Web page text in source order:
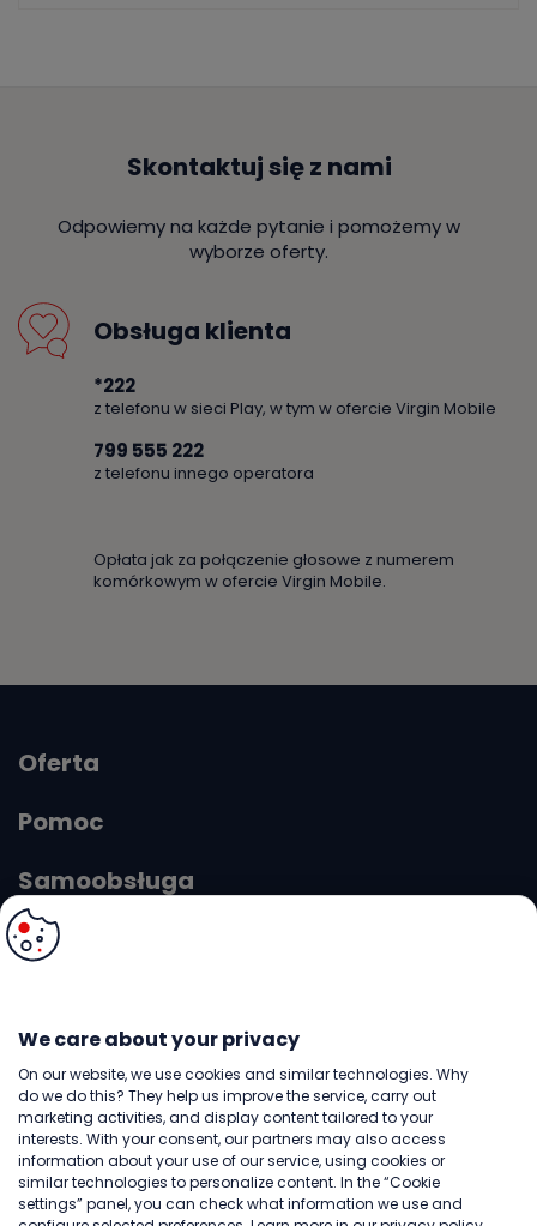
Skontaktuj się z nami
Odpowiemy na każde pytanie i pomożemy w
wyborze oferty.
Obsługa klienta
*222
z telefonu w sieci Play, w tym w ofercie Virgin Mobile
799 555 222
z telefonu innego operatora
Opłata jak za połączenie głosowe z numerem
komórkowym w ofercie Virgin Mobile.
Oferta
Pomoc
Samoobsługa
O Virgin
Rozmiar A A A Kontrast
© 2026 Copyright: Play. Wszelkie prawa zastrzeżone.
Płatności obsługują: PayPal i PayU
We care about your privacy
On our website, we use cookies and similar technologies. Why
do we do this? They help us improve the service, carry out
marketing activities, and display content tailored to your
interests. With your consent, our partners may also access
information about your use of our service, using cookies or
similar technologies to personalize content. In the “Cookie
settings” panel, you can check what information we use and